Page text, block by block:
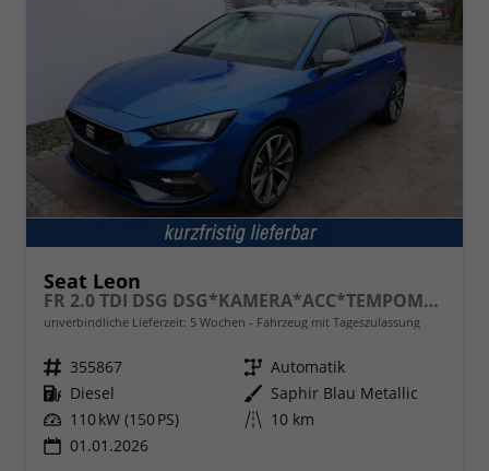
Seat Leon
FR 2.0 TDI DSG DSG*KAMERA*ACC*TEMPOMAT*NAVI*3-ZONE KLIMAAUTOMATIK*VIRTUAL COCKPIT*
unverbindliche Lieferzeit: 5 Wochen Fahrzeug mit Tageszulassung
Fahrzeugnr. 355867 Getriebe Automatik
Kraftstoff Diesel Außenfarbe Saphir Blau Metallic
Leistung 110 kW (150 PS) Kilometerstand 10 km
01.01.2026